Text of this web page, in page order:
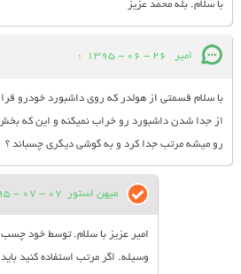
با سلام. بله محمد عزیز
امير 26 - 06 - 1395
:
با سلام قسمتي از هولدر كه روي داشبورد خودرو
از جدا شدن داشبورد رو خراب نميكنه و اين كه
رو ميشه مرتب جدا كرد و به گوشي ديگري چسباند ؟
میهن استور 07 - 07 - 1395
امیر عزیز با سلام. توسط خود
وسیله. اگر مرتب استفاده کنید